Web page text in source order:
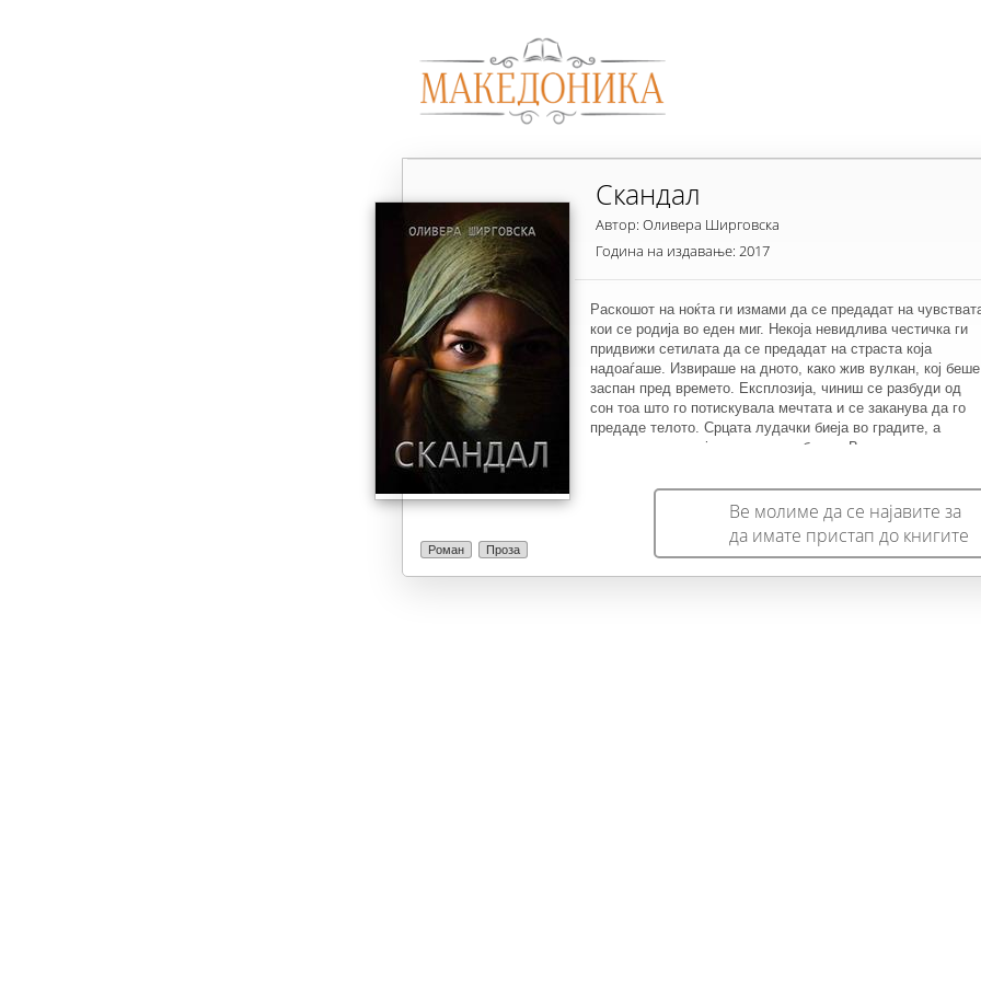
Роман Проза
Скандал
Автор: Оливера Ширговска
Година на издавање: 2017
Раскошот на ноќта ги измами да се предадат на
кои се родија во еден миг. Некоја невидлива честичка ги
придвижи сетилата да се предадат на страста која
надоаѓаше. Извираше на дното, како жив вулкан, кој беше
заспан пред времето. Експлозија, чиниш се разбуди од
сон тоа што го потискувала мечтата и се заканува да го
предаде телото. Срцата лудачки биеја во градите, а
нивните погледи ја пишуваа љубовта. Во полутемната
преплави телата.
Ве молиме да се најавите за
да имате пристап до книгите